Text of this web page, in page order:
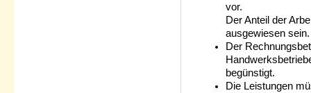
vor.
Der Anteil der
ausgewiesen sein.
Der
begünstigt.
Die Leistungen